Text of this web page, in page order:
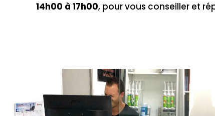
14h00 à 17h00, pour vous conseiller et